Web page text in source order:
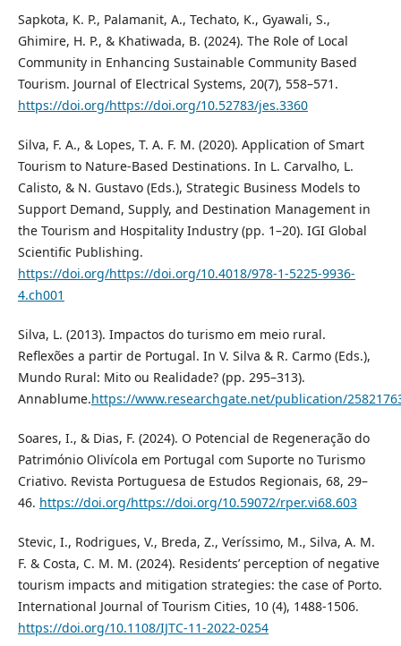
Sapkota, K. P., Palamanit, A., Techato, K., Gyawali, S.,
Ghimire, H. P., & Khatiwada, B. (2024). The Role of Local
Community in Enhancing Sustainable Community Based
Tourism. Journal of Electrical Systems, 20(7), 558–571.
https://doi.org/https://doi.org/10.52783/jes.3360
Silva, F. A., & Lopes, T. A. F. M. (2020). Application of Smart
Tourism to Nature-Based Destinations. In L. Carvalho, L.
Calisto, & N. Gustavo (Eds.), Strategic Business Models to
Support Demand, Supply, and Destination Management in
the Tourism and Hospitality Industry (pp. 1–20). IGI Global
Scientific Publishing.
https://doi.org/https://doi.org/10.4018/978-1-5225-9936-
4.ch001
Silva, L. (2013). Impactos do turismo em meio rural.
Reflexões a partir de Portugal. In V. Silva & R. Carmo (Eds.),
Mundo Rural: Mito ou Realidade? (pp. 295–313).
Annablume.https://www.researchgate.net/publication/
Soares, I., & Dias, F. (2024). O Potencial de Regeneração do
Património Olivícola em Portugal com Suporte no Turismo
Criativo. Revista Portuguesa de Estudos Regionais, 68, 29–
46. https://doi.org/https://doi.org/10.59072/rper.vi68.603
Stevic, I., Rodrigues, V., Breda, Z., Veríssimo, M., Silva, A. M.
F. & Costa, C. M. M. (2024). Residents’ perception of negative
tourism impacts and mitigation strategies: the case of Porto.
International Journal of Tourism Cities, 10 (4), 1488-1506.
https://doi.org/10.1108/IJTC-11-2022-0254